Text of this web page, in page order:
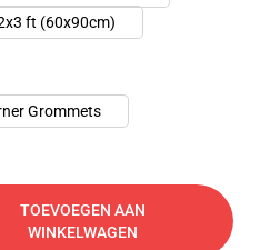
ft (60x90cm)
Grommets
TOEVOEGEN AAN
WINKELWAGEN